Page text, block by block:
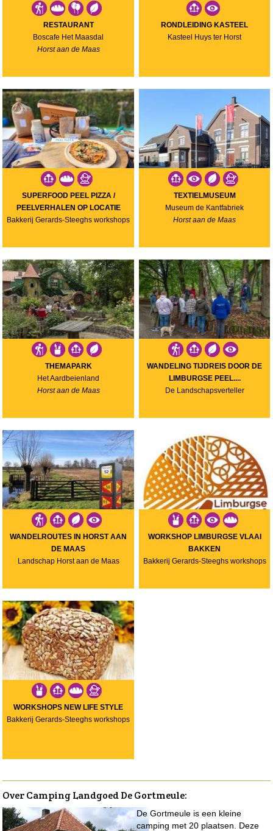
RESTAURANT
Boscafe Het Maasdal
Horst aan de Maas
RONDLEIDING KASTEEL
Kasteel Huys ter Horst
SUPERFOOD PEEL PIZZA /
PEELVERHALEN OP LOCATIE
Bakkerij Gerards-Steeghs workshops
TEXTIELMUSEUM
Museum de Kantfabriek
Horst aan de Maas
THEMAPARK
Het Aardbeienland
Horst aan de Maas
WANDELING TIJDREIS DOOR DE
LIMBURGSE PEEL....
De Landschapsverteller
WANDELROUTES IN HORST AAN
DE MAAS
Landschap Horst aan de Maas
WORKSHOP LIMBURGSE VLAAI
BAKKEN
Bakkerij Gerards-Steeghs workshops
WORKSHOPS NEW LIFE STYLE
Bakkerij Gerards-Steeghs workshops
Over Camping Landgoed De Gortmeule:
De Gortmeule is een kleine
camping met 20 plaatsen. Deze